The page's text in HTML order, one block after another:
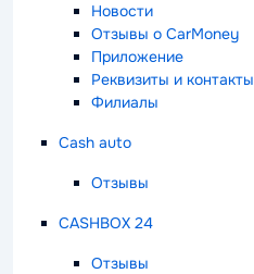
Новости
Отзывы о CarMoney
Приложение
Реквизиты и контакты
Филиалы
Cash auto
Отзывы
CASHBOX 24
Отзывы